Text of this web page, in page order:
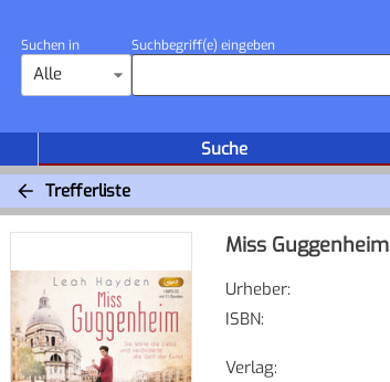
Suchen in
Alle
Suchbegriff(e) eingeben
Suche
Trefferliste
Miss Guggenheim
Urheber:
ISBN:
Verlag: